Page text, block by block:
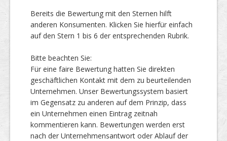
Top Firmen
Über uns
Bereits die Bewertung mit den Sternen hilft
anderen Konsumenten. Klicken Sie hierfür einfach
auf den Stern 1 bis 6 der entsprechenden Rubrik.
Bitte beachten Sie:
Für eine faire Bewertung hatten Sie direkten
geschäftlichen Kontakt mit dem zu beurteilenden
Unternehmen. Unser Bewertungssystem basiert
im Gegensatz zu anderen auf dem Prinzip, dass
ein Unternehmen einen Eintrag zeitnah
kommentieren kann. Bewertungen werden erst
nach der Unternehmensantwort oder Ablauf der